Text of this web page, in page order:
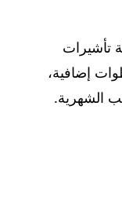
تأشيرات
إضافية،
الشهرية.